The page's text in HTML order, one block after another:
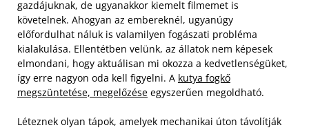
gazdájuknak, de ugyanakkor kiemelt filmemet is
követelnek. Ahogyan az embereknél, ugyanúgy
előfordulhat náluk is valamilyen fogászati probléma
kialakulása. Ellentétben velünk, az állatok nem képesek
elmondani, hogy aktuálisan mi okozza a kedvetlenségüket,
így erre nagyon oda kell figyelni. A kutya fogkő
megszüntetése, megelőzése egyszerűen megoldható.
Léteznek olyan tápok, amelyek mechanikai úton távolítják